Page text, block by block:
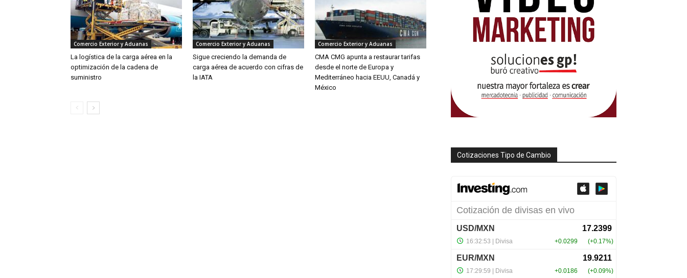
Comercio Exterior y Aduanas
La logística de la carga aérea en la
optimización de la cadena de
suministro
Comercio Exterior y Aduanas
Sigue creciendo la demanda de
carga aérea de acuerdo con cifras de
la IATA
Comercio Exterior y Aduanas
CMA CMG apunta a restaurar tarifas
desde el norte de Europa y
Mediterráneo hacia EEUU, Canadá y
México
Cotizaciones Tipo de Cambio